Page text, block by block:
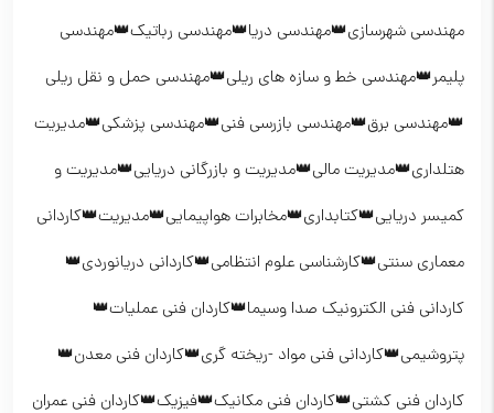
مهندسی شهرسازی👑مهندسی دریا👑مهندسی رباتیک👑مهندسی
پلیمر👑مهندسی خط و سازه های ریلی👑مهندسی حمل و نقل ریلی
👑مهندسی برق👑مهندسی بازرسی فنی👑مهندسی پزشکی👑مدیریت
هتلداری👑مدیریت مالی👑مدیریت و بازرگانی دریایی👑مدیریت و
کمیسر دریایی👑کتابداری👑مخابرات هواپیمایی👑مدیریت👑کاردانی
معماری سنتی👑کارشناسی علوم انتظامی👑کاردانی دریانوردی👑
کاردانی فنی الکترونیک صدا وسیما👑کاردان فنی عملیات👑
پتروشیمی👑کاردانی فنی مواد -ریخته گری👑کاردان فنی معدن👑
کاردان فنی کشتی👑کاردان فنی مکانیک👑فیزیک👑کاردان فنی عمران